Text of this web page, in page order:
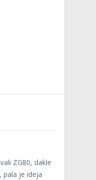
ZG80, dakle
pala je ideja